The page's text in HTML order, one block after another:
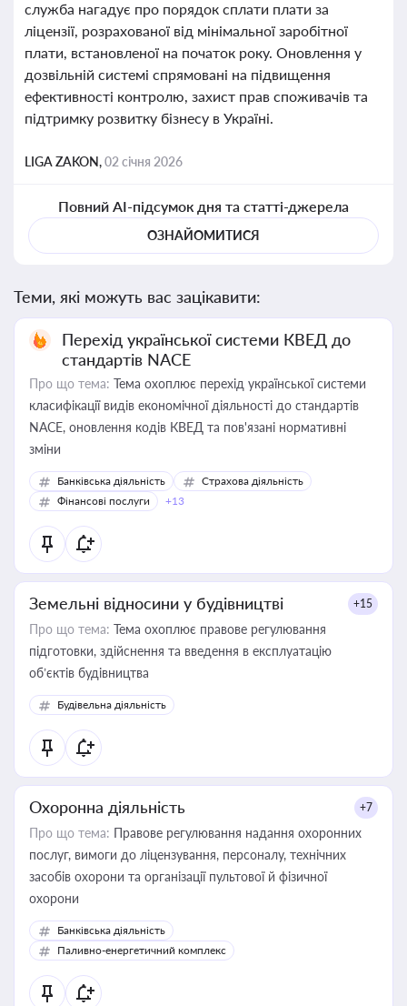
служба нагадує про порядок сплати плати за
ліцензії, розрахованої від мінімальної заробітної
плати, встановленої на початок року. Оновлення у
дозвільній системі спрямовані на підвищення
ефективності контролю, захист прав споживачів та
підтримку розвитку бізнесу в Україні.
LIGA ZAKON,02 січня 2026
Повний AI-підсумок дня та статті-джерела
ОЗНАЙОМИТИСЯ
Теми, які можуть вас зацікавити:
Перехід української системи КВЕД до
стандартів NACE
Про що тема: Тема охоплює перехід української системи
класифікації видів економічної діяльності до стандартів
NACE, оновлення кодів КВЕД та пов'язані нормативні
зміни
Банківська діяльність
Страхова діяльність
Фінансові послуги
+13
Земельні відносини у будівництві +15
Про що тема: Тема охоплює правове регулювання
підготовки, здійснення та введення в експлуатацію
об’єктів будівництва
Будівельна діяльність
Охоронна діяльність +7
Про що тема: Правове регулювання надання охоронних
послуг, вимоги до ліцензування, персоналу, технічних
засобів охорони та організації пультової й фізичної
охорони
Банківська діяльність
Паливно-енергетичний комплекс